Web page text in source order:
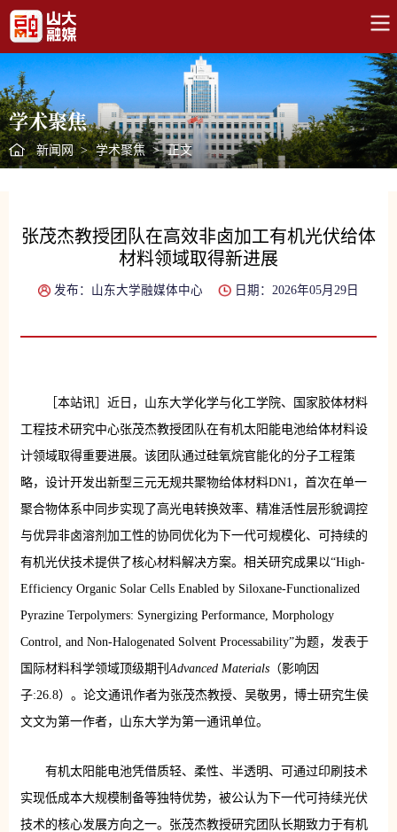
学术聚焦
新闻网 > 学术聚焦 > 正文
张茂杰教授团队在高效非卤加工有机光伏给体
材料领域取得新进展
发布：山东大学融媒体中心 日期：2026年05月29日
［本站讯］近日，山东大学化学与化工学院、国家胶体材料
工程技术研究中心张茂杰教授团队在有机太阳能电池给体材料设
计领域取得重要进展。该团队通过硅氧烷官能化的分子工程策
略，设计开发出新型三元无规共聚物给体材料DN1，首次在单一
聚合物体系中同步实现了高光电转换效率、精准活性层形貌调控
与优异非卤溶剂加工性的协同优化为下一代可规模化、可持续的
有机光伏技术提供了核心材料解决方案。相关研究成果以“High-
Efficiency Organic Solar Cells Enabled by Siloxane-Functionalized
Pyrazine Terpolymers: Synergizing Performance, Morphology
Control, and Non-Halogenated Solvent Processability”为题，发表于
国际材料科学领域顶级期刊Advanced Materials（影响因
子:26.8）。论文通讯作者为张茂杰教授、吴敬男，博士研究生侯
文文为第一作者，山东大学为第一通讯单位。
有机太阳能电池凭借质轻、柔性、半透明、可通过印刷技术
实现低成本大规模制备等独特优势，被公认为下一代可持续光伏
技术的核心发展方向之一。张茂杰教授研究团队长期致力于有机